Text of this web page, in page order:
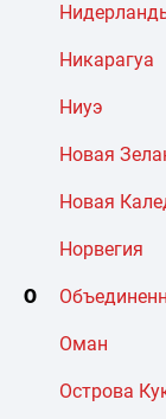
Никарагуа
Ниуэ
Новая
Новая
Норвегия
О
Оман
Острова